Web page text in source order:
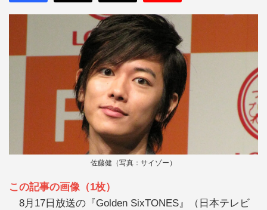
佐藤健（写真：サイゾー）
この記事の画像（1枚）
8月17日放送の『Golden SixTONES』（日本テレビ